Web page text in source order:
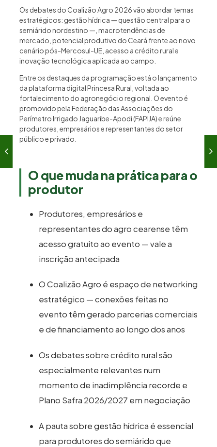
Os debates do Coalizão Agro 2026 vão abordar temas
estratégicos: gestão hídrica — questão central para o
semiárido nordestino —, macrotendências de
mercado, potencial produtivo do Ceará frente ao novo
cenário pós-Mercosul-UE, acesso a crédito rural e
inovação tecnológica aplicada ao campo.
Entre os destaques da programação está o lançamento
da plataforma digital Princesa Rural, voltada ao
fortalecimento do agronegócio regional. O evento é
promovido pela Federação das Associações do
Perímetro Irrigado Jaguaribe-Apodi (FAPIJA) e reúne
produtores, empresários e representantes do setor
público e privado.
O que muda na prática para o
produtor
Produtores, empresários e
representantes do agro cearense têm
acesso gratuito ao evento — vale a
inscrição antecipada
O Coalizão Agro é espaço de networking
estratégico — conexões feitas no
evento têm gerado parcerias comerciais
e de financiamento ao longo dos anos
Os debates sobre crédito rural são
especialmente relevantes num
momento de inadimplência recorde e
Plano Safra 2026/2027 em negociação
A pauta sobre gestão hídrica é essencial
para produtores do semiárido que